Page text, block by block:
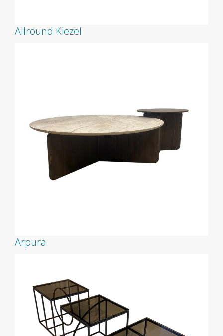
Allround Kiezel
Arpura